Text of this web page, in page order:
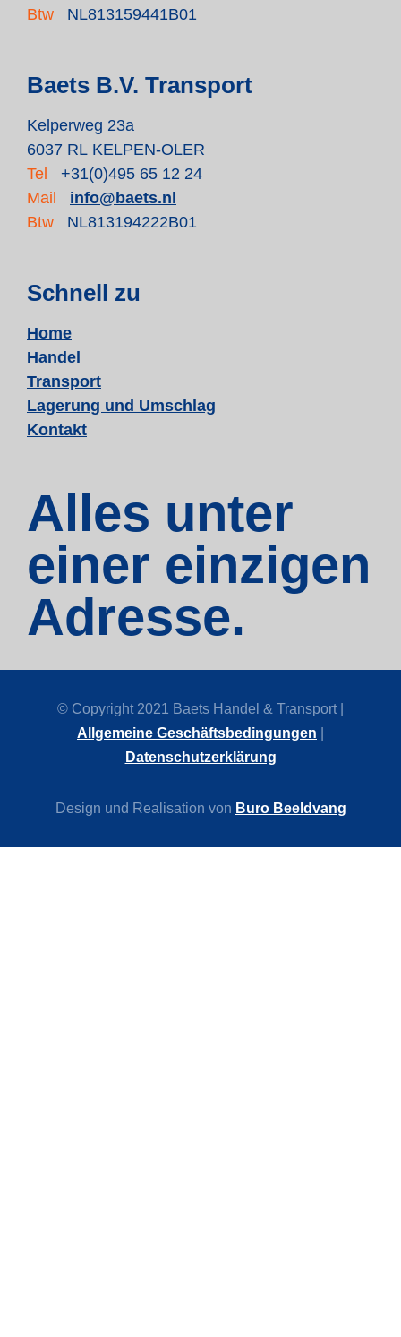
Btw NL813159441B01
Baets B.V. Transport
Kelperweg 23a
6037 RL KELPEN-OLER
Tel
+31(0)495 65 12 24
Mail
info@baets.nl
Btw
NL813194222B01
Schnell zu
Home
Handel
Transport
Lagerung und Umschlag
Kontakt
Alles unter
einer einzigen
Adresse.
© Copyright 2021 Baets Handel & Transport |
Allgemeine Geschäftsbedingungen
Datenschutzerklärung
Design und Realisation von Buro Beeldvang